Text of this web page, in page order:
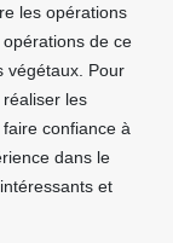
les opérations
de ce
végétaux. Pour
les
confiance à
dans le
et